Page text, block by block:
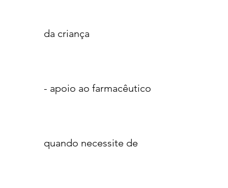
da criança
- apoio ao farmacêutico
quando necessite de